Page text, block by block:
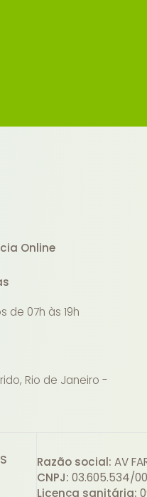
Online
de 07h às 19h
Rio de Janeiro -
Razão social: AV
CNPJ: 03.605.534/
Licença sanitária: